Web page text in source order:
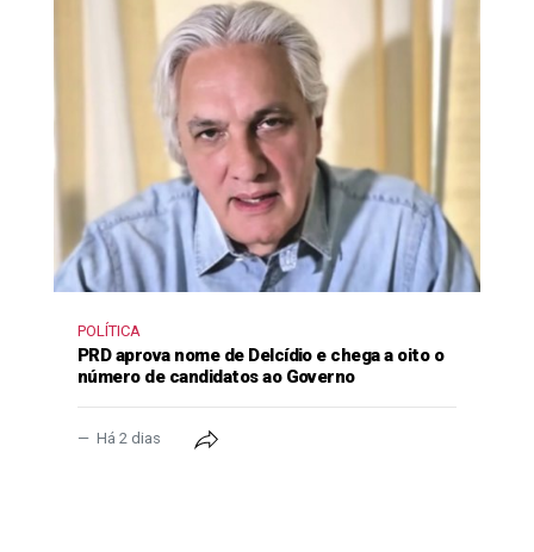
POLÍTICA
PRD aprova nome de Delcídio e chega a oito o
número de candidatos ao Governo
Há 2 dias